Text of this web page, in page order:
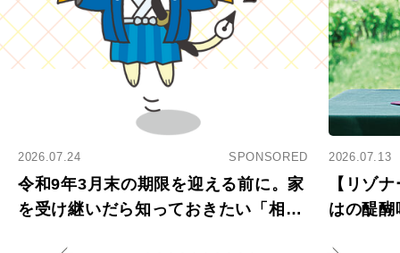
2026.07.24 SPONSORED
令和9年3月末の期限を迎える前に。家
を受け継いだら知っておきたい「相続
2026.07.13
【リゾ
はの醍